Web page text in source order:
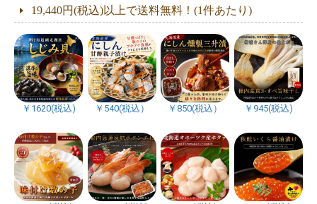
19,440円(税込)以上で送料無料！(1件あたり)
￥1620(税込) ￥540(税込） ￥850(税込） ￥945(税込)